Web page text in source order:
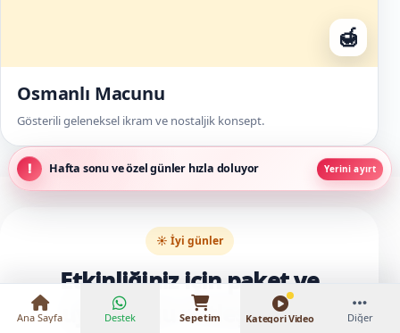
🍯
Osmanlı Macunu
Gösterili geleneksel ikram ve nostaljik konsept.
☀️ İyi günler
Etkinliğiniz için paket ve
uygunluğu netleştirelim
₺16.000 – ₺25.000
Hafta sonu ve özel günler hızla doluyor Yerini ayırt
Ana Sayfa Destek Sepetim Kategori Video Diğer